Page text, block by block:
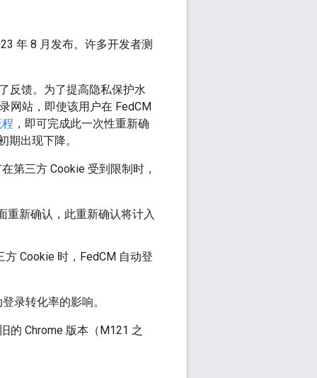
年 8 月发布。许多开发者测
反馈。为了提高隐私保护水
网站，即使该用户在 FedCM
，即可完成此一次性重新确
出现下降。
第三方 Cookie 受到限制时，
重新确认，此重新确认将计入
Cookie 时，FedCM 自动登
录转化率的影响。
的 Chrome 版本（M121 之